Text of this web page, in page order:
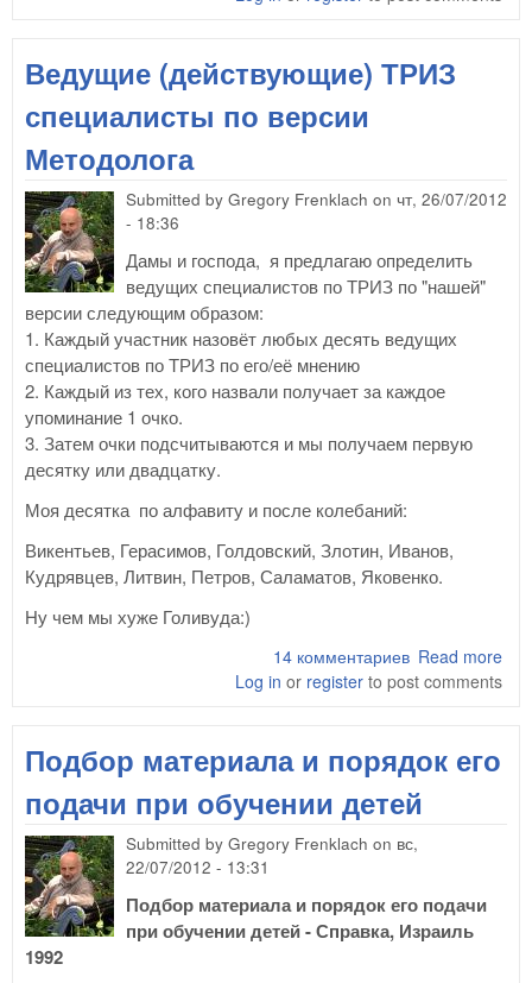
Ведущие (действующие) ТРИЗ
специалисты по версии
Методолога
Submitted by Gregory Frenklach on чт, 26/07/2012
- 18:36
Дамы и господа, я предлагаю определить
ведущих специалистов по ТРИЗ по "нашей"
версии следующим образом:
1. Каждый участник назовёт любых десять ведущих
специалистов по ТРИЗ по его/её мнению
2. Каждый из тех, кого назвали получает за каждое
упоминание 1 очко.
3. Затем очки подсчитываются и мы получаем первую
десятку или двадцатку.
Моя десятка по алфавиту и после колебаний:
Викентьев, Герасимов, Голдовский, Злотин, Иванов,
Кудрявцев, Литвин, Петров, Саламатов, Яковенко.
Ну чем мы хуже Голивуда:)
Read more
14 комментариев
Log in or register to post comments
Подбор материала и порядок его
подачи при обучении детей
Submitted by Gregory Frenklach on вс,
22/07/2012 - 13:31
Подбор материала и порядок его подачи
при обучении детей - Справка, Израиль
1992